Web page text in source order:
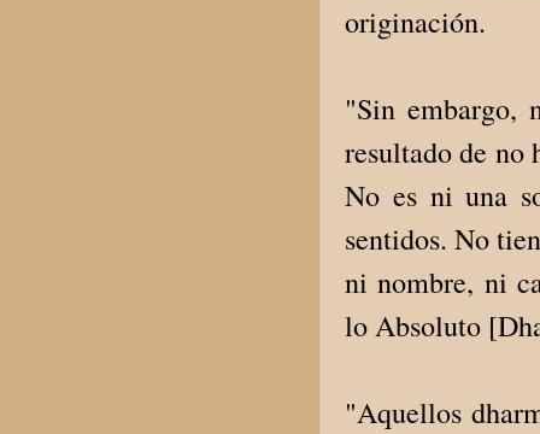
originación.
"Sin embargo,
resultado de no
No es ni una
sentidos. No
ni nombre, ni
lo Absoluto
"Aquellos